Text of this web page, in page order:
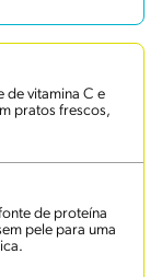
de vitamina C e
pratos frescos,
de proteína
pele para uma